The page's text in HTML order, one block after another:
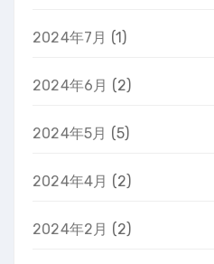
2024年7月 (1)
2024年6月 (2)
2024年5月 (5)
2024年4月 (2)
2024年2月 (2)